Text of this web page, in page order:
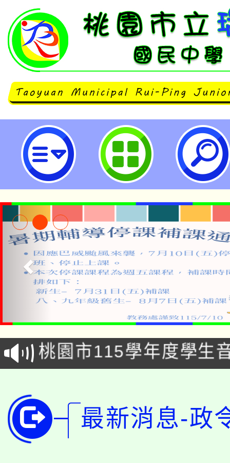
neilrpjhstyc網站設計者：徐嘉
「2026金融保險知識
車」活動
桃園市115學年度學生
生本土語及新住民語歌
公告本校115學年度第
代理(課)教師甄選結果(
公告本校115學年度第
代理(課)教師甄選結果(
轉知中國文化大學推廣
最新消息-政